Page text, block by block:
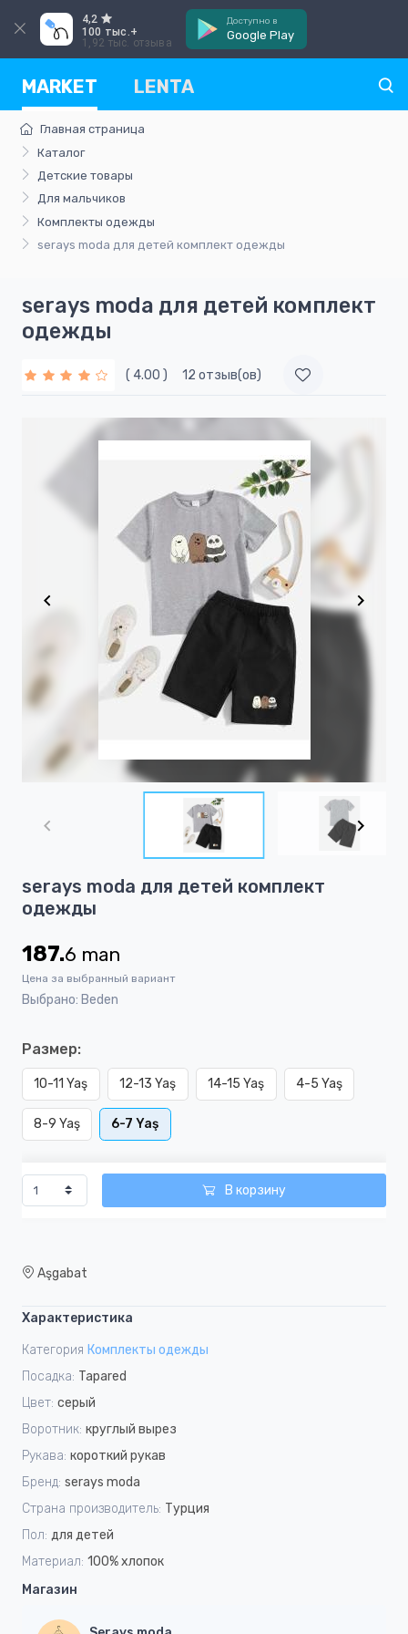
4,2
100 тыс.+
1,92 тыс. отзыва
Доступно в
Google Play
MARKET LENTA
Главная страница
Каталог
Детские товары
Для мальчиков
Комплекты одежды
serays moda для детей комплект одежды
serays moda для детей комплект
одежды
( 4.00 ) 12 отзыв(ов)
1
of
serays moda для детей комплект
одежды
187.6 man
Цена за выбранный вариант
Выбрано: Beden
Размер:
10-11 Yaş 12-13 Yaş 14-15 Yaş 4-5 Yaş
8-9 Yaş 6-7 Yaş
В корзину
Aşgabat
Характеристика
Категория Комплекты одежды
Посадка: Tapared
Цвет: серый
Воротник: круглый вырез
Рукава: короткий рукав
Бренд: serays moda
Страна производитель: Турция
Пол: для детей
Материал: 100% хлопок
Магазин